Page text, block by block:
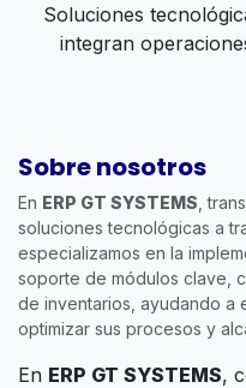
Soluciones
integran
Sobre nosotros
En ERP GT SYSTEMS ,
soluciones tecnológicas a
especializamos en la
soporte de módulos clave,
de inventarios, ayudando a
optimizar sus procesos y
En ERP GT SYSTEMS,